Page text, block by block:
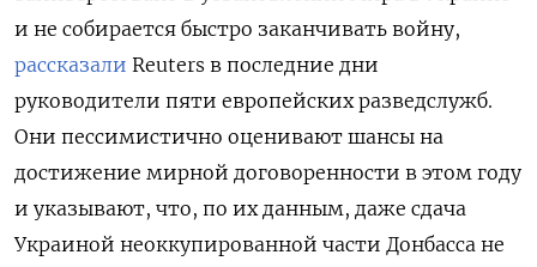
и не собирается быстро заканчивать войну,
рассказали Reuters в последние дни
руководители пяти европейских разведслужб.
Они пессимистично оценивают шансы на
достижение мирной договоренности в этом году
и указывают, что, по их данным, даже сдача
Украиной неоккупированной части Донбасса не